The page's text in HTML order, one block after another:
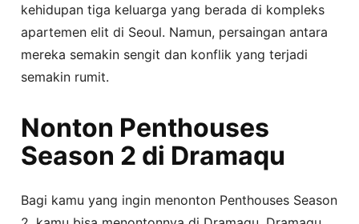
kehidupan tiga keluarga yang berada di kompleks
apartemen elit di Seoul. Namun, persaingan antara
mereka semakin sengit dan konflik yang terjadi
semakin rumit.
Nonton Penthouses
Season 2 di Dramaqu
Bagi kamu yang ingin menonton Penthouses Season